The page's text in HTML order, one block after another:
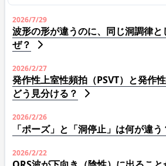
2026/7/29
波形の形が違うのに、同じ洞調律
ぜ？
2026/2/27
発作性上室性頻拍（PSVT）と発作性
どう見分ける？
2026/2/26
「ポーズ」と「洞停止」は何が違う
2026/2/22